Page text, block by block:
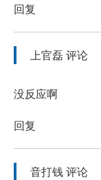
回复
上官磊评论
没反应啊
回复
音打钱评论